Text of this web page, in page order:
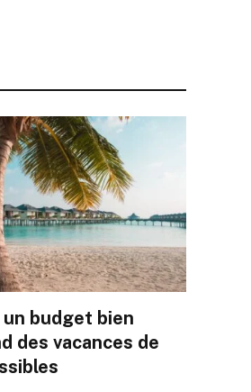
budget bien
des vacances de